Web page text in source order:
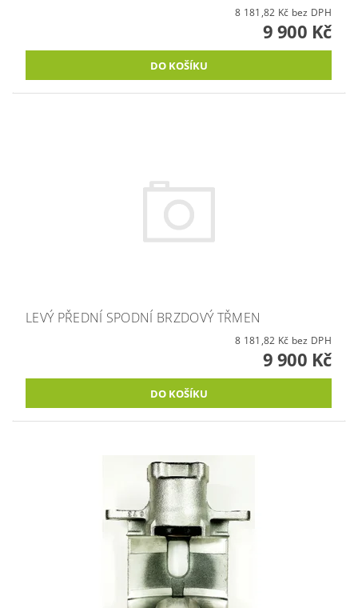
8 181,82 Kč bez DPH
9 900 Kč
LEVÝ PŘEDNÍ SPODNÍ BRZDOVÝ TŘMEN
8 181,82 Kč bez DPH
9 900 Kč